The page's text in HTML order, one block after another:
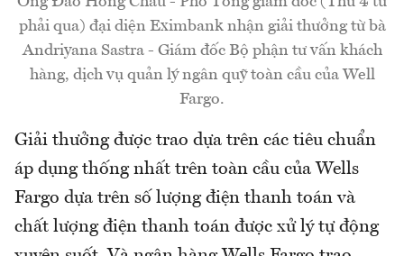
phải qua) đại diện Eximbank nhận giải thưởng từ bà
Andriyana Sastra - Giám đốc Bộ phận tư vấn khách
hàng, dịch vụ quản lý ngân quỹ toàn cầu của Well
Fargo.
Giải thưởng được trao dựa trên các tiêu chuẩn
áp dụng thống nhất trên toàn cầu của Wells
Fargo dựa trên số lượng điện thanh toán và
chất lượng điện thanh toán được xử lý tự động